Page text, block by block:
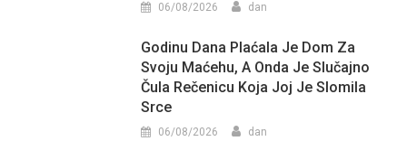
06/08/2026 dan
Godinu Dana Plaćala Je Dom Za
Svoju Maćehu, A Onda Je Slučajno
Čula Rečenicu Koja Joj Je Slomila
Srce
06/08/2026 dan